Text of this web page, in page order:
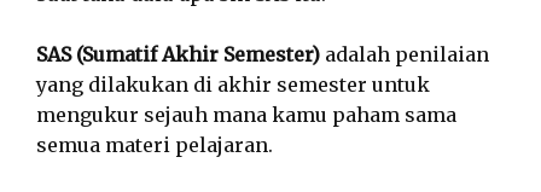
SAS (Sumatif Akhir Semester) adalah penilaian
yang dilakukan di akhir semester untuk
mengukur sejauh mana kamu paham sama
semua materi pelajaran.